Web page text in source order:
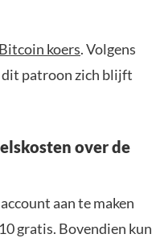
Bitcoin koers. Volgens
dit patroon zich blijft
over de
aan te maken
gratis. Bovendien kun